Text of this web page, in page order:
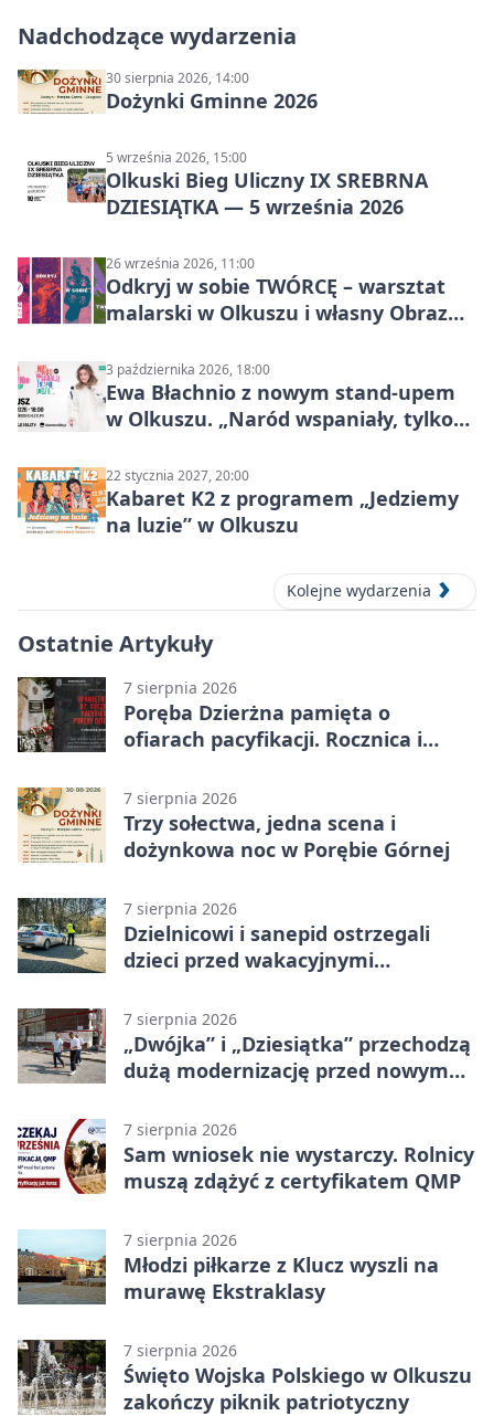
Nadchodzące wydarzenia
30 sierpnia 2026, 14:00
Dożynki Gminne 2026
5 września 2026, 15:00
Olkuski Bieg Uliczny IX SREBRNA
DZIESIĄTKA — 5 września 2026
26 września 2026, 11:00
Odkryj w sobie TWÓRCĘ – warsztat
malarski w Olkuszu i własny Obraz
3 października 2026, 18:00
Ewa Błachnio z nowym stand-upem
w Olkuszu. „Naród wspaniały, tylko
22 stycznia 2027, 20:00
Kabaret K2 z programem „Jedziemy
na luzie” w Olkuszu
Kolejne wydarzenia
Ostatnie Artykuły
7 sierpnia 2026
Poręba Dzierżna pamięta o
ofiarach pacyfikacji. Rocznica i
7 sierpnia 2026
Trzy sołectwa, jedna scena i
dożynkowa noc w Porębie Górnej
7 sierpnia 2026
Dzielnicowi i sanepid ostrzegali
dzieci przed wakacyjnymi
7 sierpnia 2026
„Dwójka” i „Dziesiątka” przechodzą
dużą modernizację przed nowym
7 sierpnia 2026
Sam wniosek nie wystarczy. Rolnicy
muszą zdążyć z certyfikatem QMP
7 sierpnia 2026
Młodzi piłkarze z Klucz wyszli na
murawę Ekstraklasy
7 sierpnia 2026
Święto Wojska Polskiego w Olkuszu
zakończy piknik patriotyczny